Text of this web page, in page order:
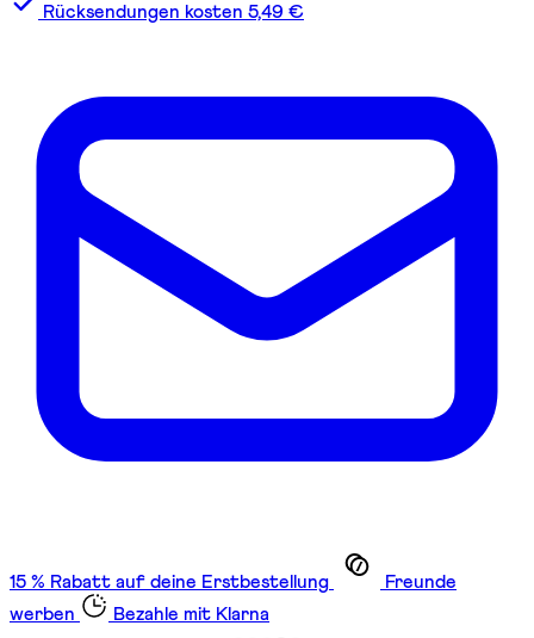
Rücksendungen kosten 5,49 €
15 % Rabatt auf deine Erstbestellung
Freunde
werben
Bezahle mit Klarna